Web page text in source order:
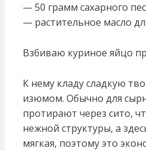
— 50 грамм сахарного
— растительное масло
Взбиваю куриное яйцо
К нему кладу сладкую
изюмом. Обычно для
протирают через сито,
нежной структуры, а
мягкая, поэтому это